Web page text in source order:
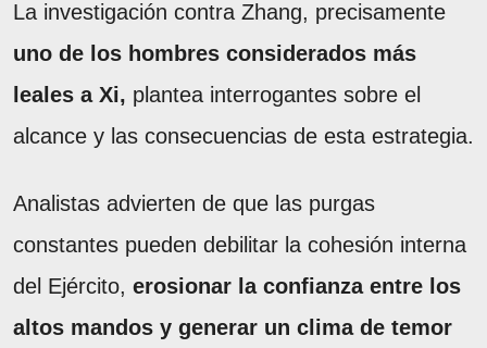
La investigación contra Zhang, precisamente
uno de los hombres considerados más
leales a Xi, plantea interrogantes sobre el
alcance y las consecuencias de esta estrategia.
Analistas advierten de que las purgas
constantes pueden debilitar la cohesión interna
del Ejército, erosionar la confianza entre los
altos mandos y generar un clima de temor